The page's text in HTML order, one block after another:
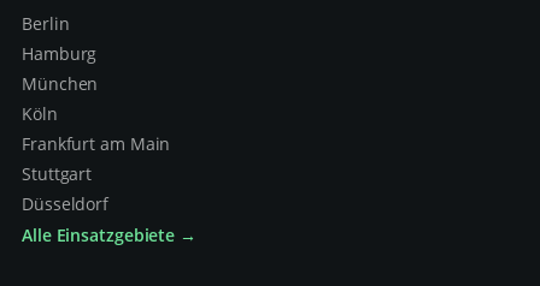
Berlin
Hamburg
München
Köln
Frankfurt am Main
Stuttgart
Düsseldorf
Alle Einsatzgebiete →